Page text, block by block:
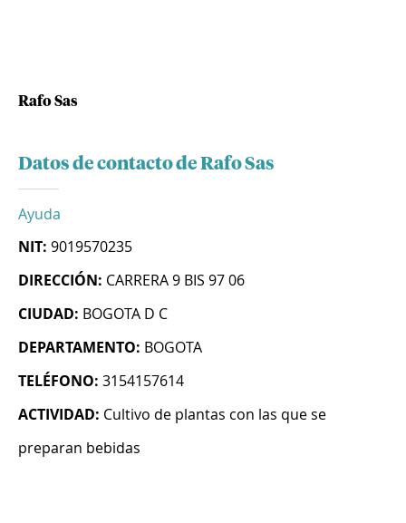
Rafo Sas
Datos de contacto de Rafo Sas
Ayuda
NIT: 9019570235
DIRECCIÓN: CARRERA 9 BIS 97 06
CIUDAD: BOGOTA D C
DEPARTAMENTO: BOGOTA
TELÉFONO: 3154157614
ACTIVIDAD: Cultivo de plantas con las que se
preparan bebidas